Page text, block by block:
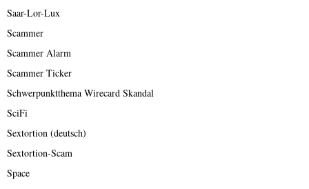
Saar-Lor-Lux
Scammer
Scammer Alarm
Scammer Ticker
Schwerpunktthema Wirecard Skandal
SciFi
Sextortion (deutsch)
Sextortion-Scam
Space